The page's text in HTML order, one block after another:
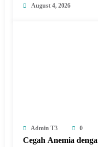
August 4, 2026
Admin T3 0
Cegah Anemia